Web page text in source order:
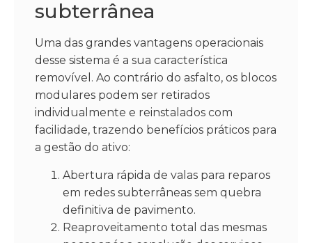
subterrânea
Uma das grandes vantagens operacionais
desse sistema é a sua característica
removível. Ao contrário do asfalto, os blocos
modulares podem ser retirados
individualmente e reinstalados com
facilidade, trazendo benefícios práticos para
a gestão do ativo:
Abertura rápida de valas para reparos
em redes subterrâneas sem quebra
definitiva de pavimento.
Reaproveitamento total das mesmas